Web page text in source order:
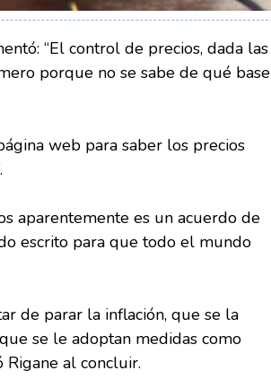
“El control de precios, dada las
porque no se sabe de qué base
web para saber los precios
aparentemente es un acuerdo de
escrito para que todo el mundo
de parar la inflación, que se la
se le adoptan medidas como
Rigane al concluir.